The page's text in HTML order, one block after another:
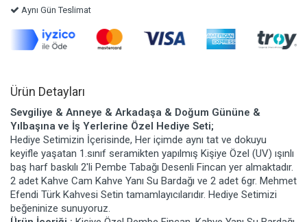
Aynı Gün Teslimat
Ürün Detayları
Sevgiliye & Anneye & Arkadaşa & Doğum Gününe &
Yılbaşına ve İş Yerlerine Özel Hediye Seti;
Hediye Setimizin İçerisinde, Her içimde aynı tat ve dokuyu
keyifle yaşatan 1.sınıf seramikten yapılmış Kişiye Özel (UV) ışınlı
baş harf baskılı 2'li Pembe Tabağı Desenli Fincan yer almaktadır.
2 adet Kahve Cam Kahve Yanı Su Bardağı ve 2 adet 6gr. Mehmet
Efendi Türk Kahvesi Setin tamamlayıcılarıdır. Hediye Setimizi
beğeninize sunuyoruz.